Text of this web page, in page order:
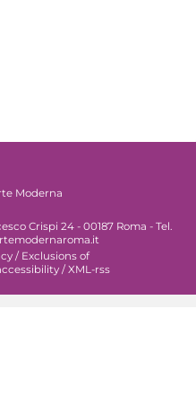
Moderna
Crispi 24 - 00187 Roma - Tel.
/ Exclusions of
/ XML-rss